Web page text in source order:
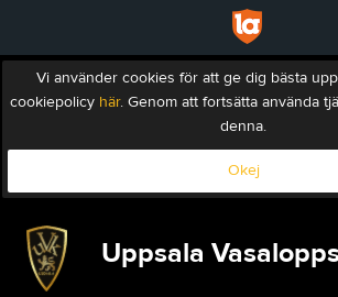
Vi använder cookies för att ge dig bästa
cookiepolicy här. Genom att fortsätta använda
denna.
Okej
Uppsala